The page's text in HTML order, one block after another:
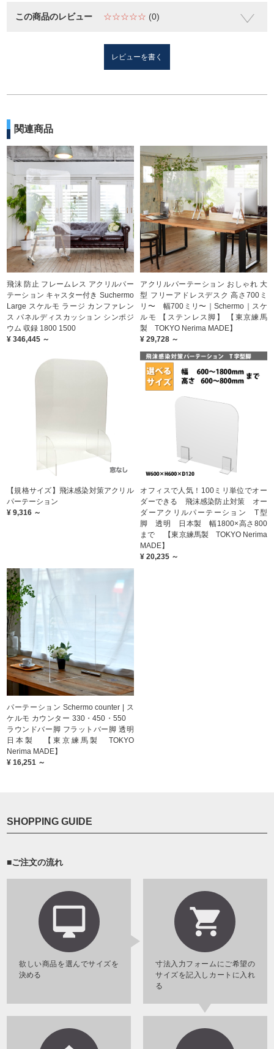
この商品のレビュー ☆☆☆☆☆ (0)
レビューを書く
関連商品
飛沫 防止 フレームレス アクリルパー
テーション キャスター付き Suchermo
Large スケルモ ラージ カンファレン
ス パネルディスカッション シンポジ
ウム 収録 1800 1500
¥ 346,445 ～
アクリルパーテーション おしゃれ 大
型 フリーアドレスデスク 高さ700ミ
リ〜 幅700ミリ〜｜Schermo｜スケ
ルモ 【ステンレス脚】 【東京練馬
製 TOKYO Nerima MADE】
¥ 29,728 ～
【規格サイズ】飛沫感染対策アクリル
パーテーション
¥ 9,316 ～
オフィスで人気！100ミリ単位でオー
ダーできる 飛沫感染防止対策 オー
ダーアクリルパーテーション T型
脚 透明 日本製 幅1800×高さ800
まで 【東京練馬製 TOKYO Nerima
MADE】
¥ 20,235 ～
パーテーション Schermo counter | ス
ケルモ カウンター 330・450・550
ラウンドバー脚 フラットバー脚 透明
日本製 【東京練馬製 TOKYO
Nerima MADE】
¥ 16,251 ～
SHOPPING GUIDE
■ご注文の流れ
欲しい商品を選んでサイズを
決める
寸法入力フォームにご希望の
サイズを記入しカートに入れ
る